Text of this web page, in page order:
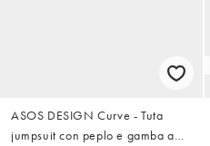
ASOS DESIGN Curve - Tuta
jumpsuit con peplo e gamba a